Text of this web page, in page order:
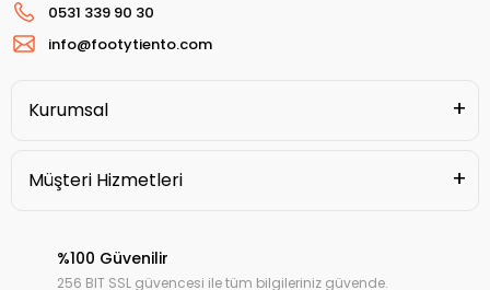
0531 339 90 30
info@footytiento.com
Kurumsal
Müşteri Hizmetleri
%100 Güvenilir
256 BIT SSL güvencesi ile tüm bilgileriniz güvende.